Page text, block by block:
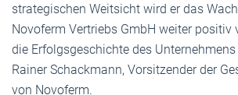
strategischen Weitsicht wird er das
Novoferm Vertriebs GmbH weiter positiv
die Erfolgsgeschichte des
Rainer Schackmann, Vorsitzender der
von Novoferm.